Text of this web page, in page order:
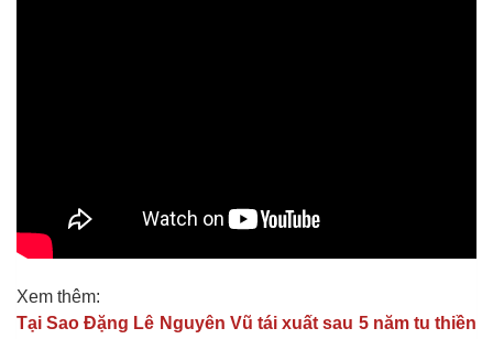
Xem thêm:
Tại Sao Đặng Lê Nguyên Vũ tái xuất sau 5 năm tu thiền